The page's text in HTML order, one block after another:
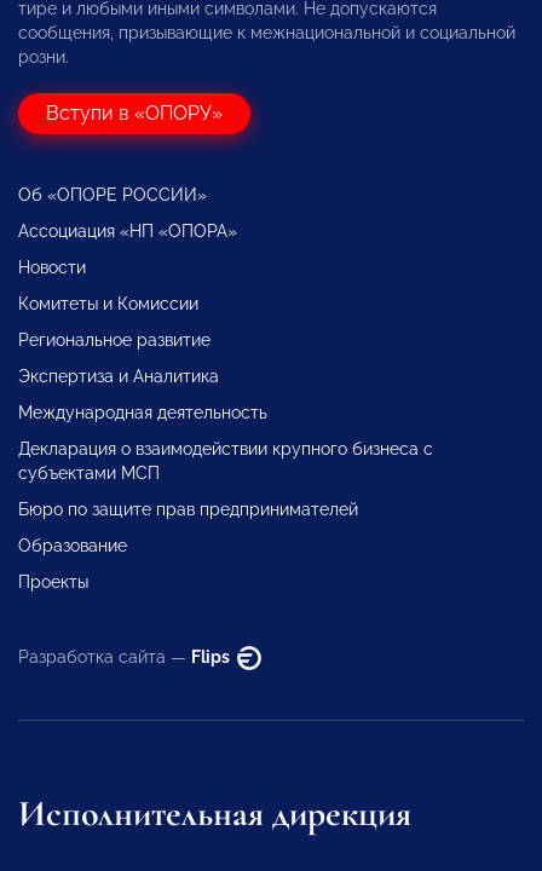
тире и любыми иными символами. Не допускаются
сообщения, призывающие к межнациональной и социальной
розни.
Вступи в «ОПОРУ»
Об «ОПОРЕ РОССИИ»
Ассоциация «НП «ОПОРА»
Новости
Комитеты и Комиссии
Региональное развитие
Экспертиза и Аналитика
Международная деятельность
Декларация о взаимодействии крупного бизнеса с
субъектами МСП
Бюро по защите прав предпринимателей
Образование
Проекты
Разработка сайта — Flips
Исполнительная дирекция